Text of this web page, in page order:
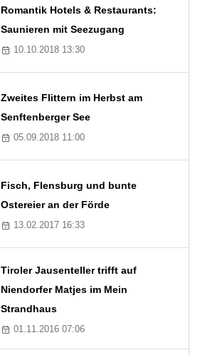
Romantik Hotels & Restaurants:
Saunieren mit Seezugang
10.10.2018 13:30
Zweites Flittern im Herbst am
Senftenberger See
05.09.2018 11:00
Fisch, Flensburg und bunte
Ostereier an der Förde
13.02.2017 16:33
Tiroler Jausenteller trifft auf
Niendorfer Matjes im Mein
Strandhaus
01.11.2016 07:06